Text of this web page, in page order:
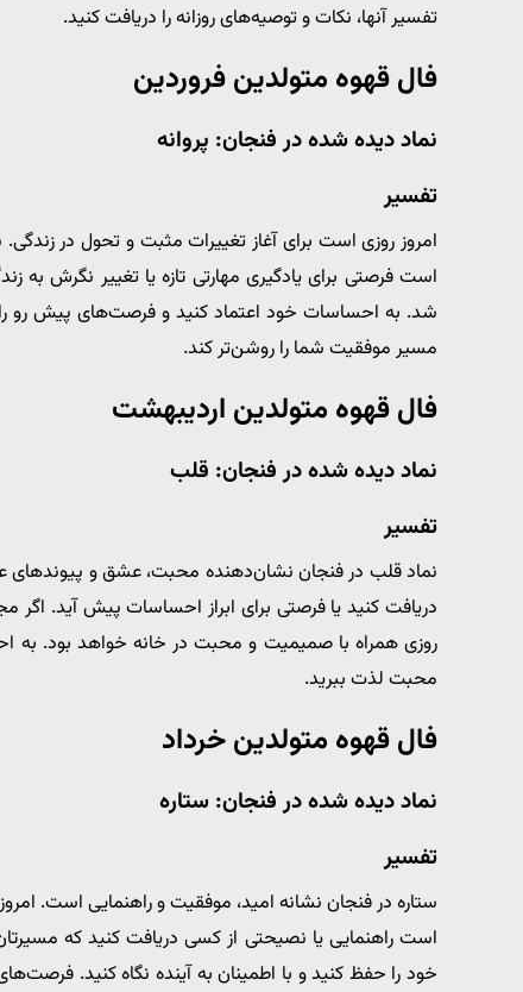
تفسیر آنها، نکات و توصیه‌های روزانه را دریافت کنید.
فال قهوه متولدین فروردین
نماد دیده شده در فنجان: پروانه
تفسیر
امروز روزی است برای آغاز تغییرات مثبت و تحول در
است فرصتی برای یادگیری مهارتی تازه یا تغییر نگرش
شد. به احساسات خود اعتماد کنید و فرصت‌های پیش رو
مسیر موفقیت شما را روشن‌تر کند.
فال قهوه متولدین اردیبهشت
نماد دیده شده در فنجان: قلب
تفسیر
نماد قلب در فنجان نشان‌دهنده محبت، عشق و
دریافت کنید یا فرصتی برای ابراز احساسات پیش آید.
روزی همراه با صمیمیت و محبت در خانه خواهد بود. به
محبت لذت ببرید.
فال قهوه متولدین خرداد
نماد دیده شده در فنجان: ستاره
تفسیر
ستاره در فنجان نشانه امید، موفقیت و راهنمایی است.
است راهنمایی یا نصیحتی از کسی دریافت کنید که
خود را حفظ کنید و با اطمینان به آینده نگاه کنید.